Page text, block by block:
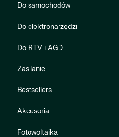
Do samochodów
Do elektronarzędzi
Do RTV i AGD
Zasilanie
Bestsellers
Akcesoria
Fotowoltaika